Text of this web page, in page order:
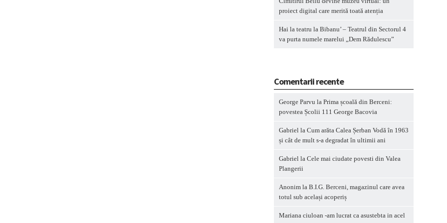
proiect digital care merită toată atenția
Hai la teatru la Bibanu’ – Teatrul din Sectorul 4
va purta numele marelui „Dem Rădulescu”
Comentarii recente
George Parvu la Prima școală din Berceni:
povestea Școlii 111 George Bacovia
Gabriel la Cum arăta Calea Șerban Vodă în 1963
și cât de mult s-a degradat în ultimii ani
Gabriel la Cele mai ciudate povesti din Valea
Plangerii
Anonim la B.I.G. Berceni, magazinul care avea
totul sub același acoperiș
Mariana ciuloan -am lucrat ca asustebta in acel